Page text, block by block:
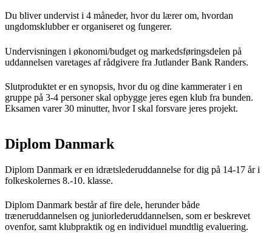
Du bliver undervist i 4 måneder, hvor du lærer om, hvordan
ungdomsklubber er organiseret og fungerer.
Undervisningen i økonomi/budget og markedsføringsdelen på
uddannelsen varetages af rådgivere fra Jutlander Bank Randers.
Slutproduktet er en synopsis, hvor du og dine kammerater i en
gruppe på 3-4 personer skal opbygge jeres egen klub fra bunden.
Eksamen varer 30 minutter, hvor I skal forsvare jeres projekt.
Diplom Danmark
Diplom Danmark er en idrætslederuddannelse for dig på 14-17 år i
folkeskolernes 8.-10. klasse.
Diplom Danmark består af fire dele, herunder både
træneruddannelsen og juniorlederuddannelsen, som er beskrevet
ovenfor, samt klubpraktik og en individuel mundtlig evaluering.